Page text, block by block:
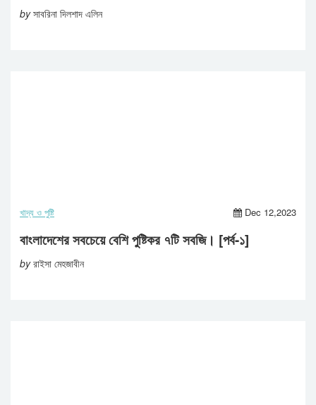
byসাবরিনা দিলশাদ এলিন
খাদ্য ও পুষ্টি Dec 12,2023
বাংলাদেশের সবচেয়ে বেশি পুষ্টিকর ৭টি সবজি। [পর্ব-১]
byরাইসা মেহজাবীন